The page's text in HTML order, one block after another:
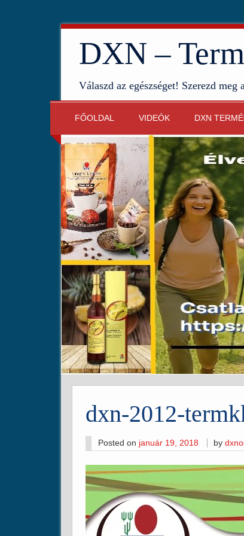
DXN –
Válaszd az egészséget! Szerezd
FŐOLDAL VIDEÓK DXN
dxn-2012-
Posted on január 19, 2018 by